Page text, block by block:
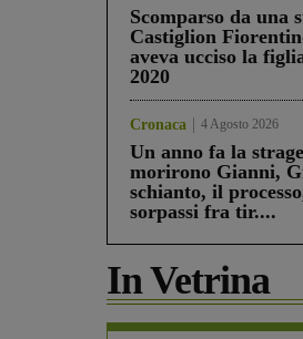
Scomparso da una
Castiglion
aveva ucciso la
2020
Cronaca 4 Agosto 2026
Un anno fa la
morirono Gianni,
schianto, il
sorpassi fra tir....
In Vetrina